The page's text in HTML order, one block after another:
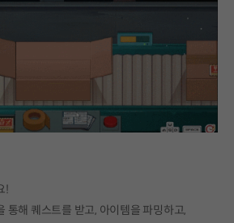
!
통해 퀘스트를 받고, 아이템을 파밍하고,